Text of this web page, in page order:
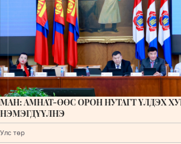
МАН: АМНАТ-ӨӨС ОРОН НУТАГТ ҮЛДЭХ
НЭМЭГДҮҮЛНЭ
Улс төр